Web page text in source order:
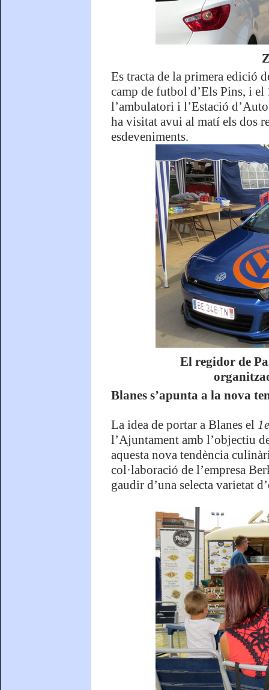
Es tracta de la primera edició
camp de futbol d’Els Pins, i
l’ambulatori i l’Estació
ha visitat avui al matí els dos
esdeveniments.
El regidor de
Blanes s’apunta a la nova
La idea de portar a Blanes el
l’Ajuntament amb l’objectiu
aquesta nova tendència
col·laboració de l’empresa
gaudir d’una selecta varietat